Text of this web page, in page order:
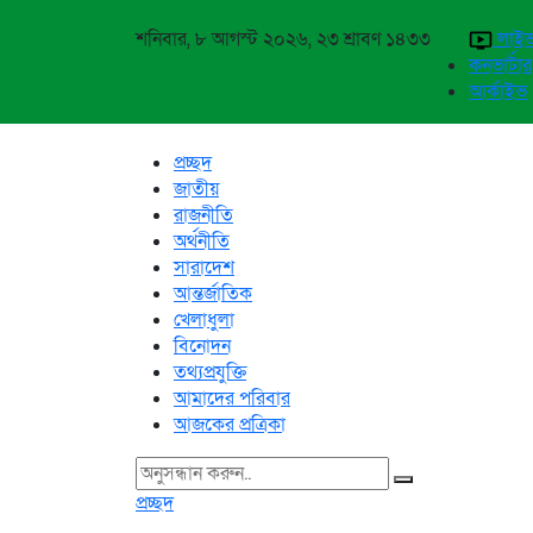
শনিবার, ৮ আগস্ট ২০২৬, ২৩ শ্রাবণ ১৪৩৩
কনভার্টার
আর্কাইভ
প্রচ্ছদ
জাতীয়
রাজনীতি
অর্থনীতি
সারাদেশ
আন্তর্জাতিক
খেলাধুলা
বিনোদন
তথ্যপ্রযুক্তি
আমাদের পরিবার
আজকের প্রত্রিকা
প্রচ্ছদ